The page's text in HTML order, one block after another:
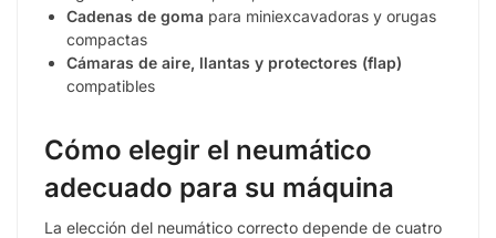
Cadenas de goma para miniexcavadoras y orugas
compactas
Cámaras de aire, llantas y protectores (flap)
compatibles
Cómo elegir el neumático
adecuado para su máquina
La elección del neumático correcto depende de cuatro